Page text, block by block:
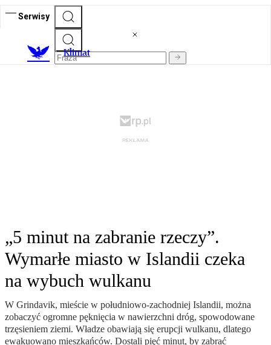
Serwisy
Klimat
„5 minut na zabranie rzeczy”.
Wymarłe miasto w Islandii czeka
na wybuch wulkanu
W Grindavik, mieście w południowo-zachodniej Islandii, można
zobaczyć ogromne pęknięcia w nawierzchni dróg, spowodowane
trzęsieniem ziemi. Władze obawiają się erupcji wulkanu, dlatego
ewakuowano mieszkańców. Dostali pięć minut, by zabrać